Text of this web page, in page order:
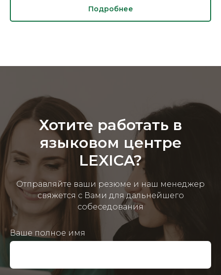
Подробнее
Хотите работать в
языковом центре
LEXICA?
Отправляйте ваши резюме и наш менеджер
свяжется с Вами для дальнейшего
собеседования
Ваше полное имя